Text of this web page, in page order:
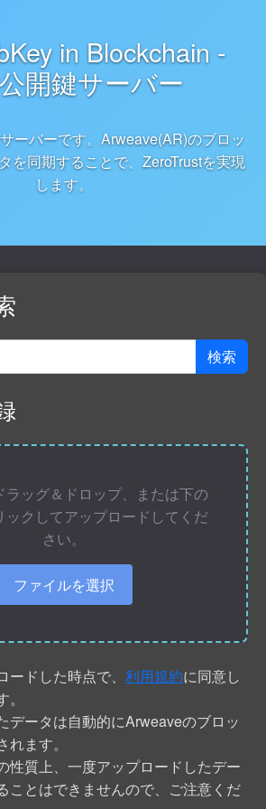
in Blockchain -
開鍵サーバー
ーバーです。Arweave(AR)のブロッ
を同期することで、ZeroTrustを実現
します。
検索
ラッグ＆ドロップ、または下の
ックしてアップロードしてくだ
さい。
ファイルを選択
ドした時点で、 利用規約に同意し
データは自動的にArweaveのブロッ
ます。
性質上、一度アップロードしたデー
ことはできませんので、ご注意くだ